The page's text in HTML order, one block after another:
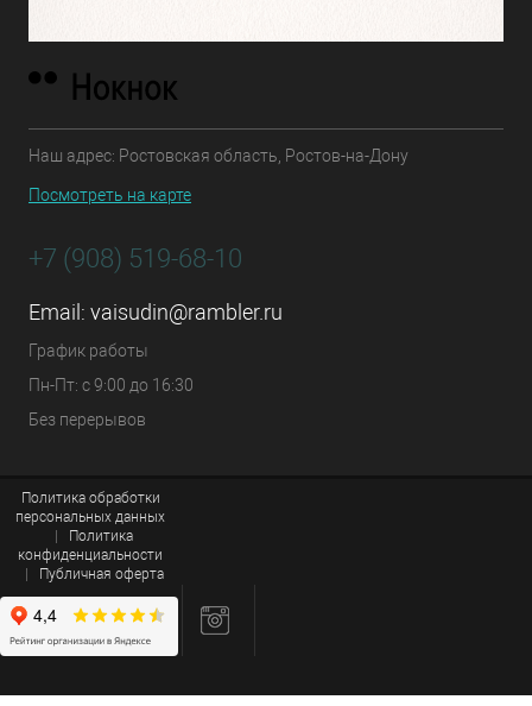
Наш адрес: Ростовская область, Ростов-на-Дону
Посмотреть на карте
+7 (908) 519-68-10
Email: vaisudin@rambler.ru
График работы
Пн-Пт: с 9:00 до 16:30
Без перерывов
Политика обработки
персональных данных
Политика
конфиденциальности
Публичная оферта